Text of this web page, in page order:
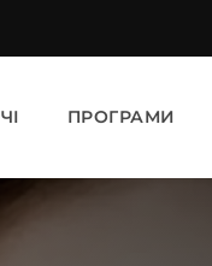
ПРОГРАМИ